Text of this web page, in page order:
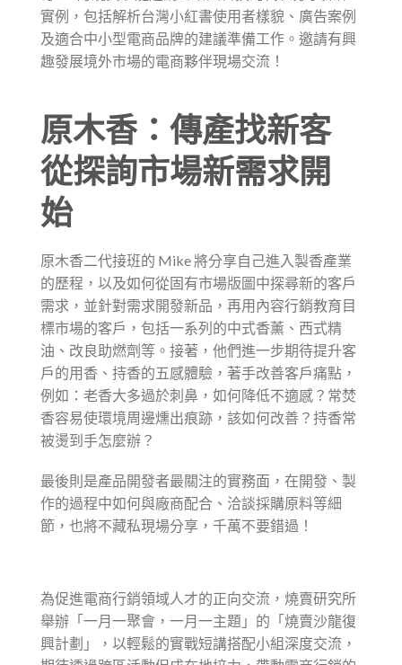
實例，包括解析台灣小紅書使用者樣貌、廣告案例
及適合中小型電商品牌的建議準備工作。邀請有興
趣發展境外市場的電商夥伴現場交流！
原木香：傳產找新客
從探詢市場新需求開
始
原木香二代接班的 Mike 將分享自己進入製香產業
的歷程，以及如何從固有市場版圖中探尋新的客戶
需求，並針對需求開發新品，再用內容行銷教育目
標市場的客戶，包括一系列的中式香薰、西式精
油、改良助燃劑等。接著，他們進一步期待提升客
戶的用香、持香的五感體驗，著手改善客戶痛點，
例如：老香大多過於刺鼻，如何降低不適感？常焚
香容易使環境周邊燻出痕跡，該如何改善？持香常
被燙到手怎麼辦？
最後則是產品開發者最關注的實務面，在開發、製
作的過程中如何與廠商配合、洽談採購原料等細
節，也將不藏私現場分享，千萬不要錯過！
為促進電商行銷領域人才的正向交流，燒賣研究所
舉辦「一月一聚會，一月一主題」的「燒賣沙龍復
興計劃」，以輕鬆的實戰短講搭配小組深度交流，